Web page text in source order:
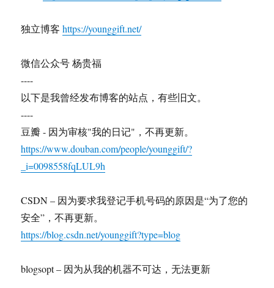
独立博客https://younggift.net/
微信公众号 杨贵福
----
以下是我曾经发布博客的站点，有些旧文。
----
豆瓣 - 因为审核"我的日记"，不再更新。
https://www.douban.com/people/younggift/?
_i=0098558fqLUL9h
CSDN – 因为要求我登记手机号码的原因是“为了您的
安全”，不再更新。
https://blog.csdn.net/younggift?type=blog
blogsopt – 因为从我的机器不可达，无法更新